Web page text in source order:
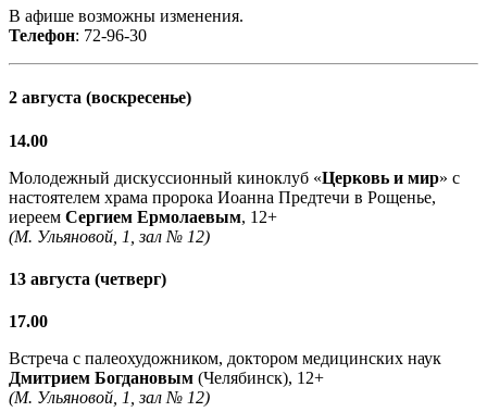
В афише возможны изменения.
Телефон: 72-96-30
2 августа (воскресенье)
14.00
Молодежный дискуссионный киноклуб «Церковь и мир» с
настоятелем храма пророка Иоанна Предтечи в Рощенье,
иереем Сергием Ермолаевым, 12+
(М. Ульяновой, 1, зал № 12)
13 августа (четверг)
17.00
Встреча с палеохудожником, доктором медицинских наук
Дмитрием Богдановым (Челябинск), 12+
(М. Ульяновой, 1, зал № 12)